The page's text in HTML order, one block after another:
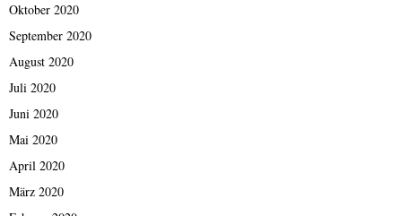
Oktober 2020
September 2020
August 2020
Juli 2020
Juni 2020
Mai 2020
April 2020
März 2020